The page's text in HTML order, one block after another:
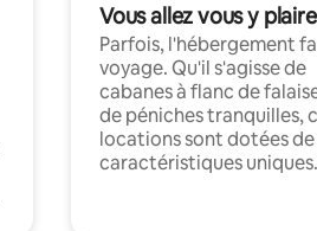
Vous allez vous y plaire
Parfois, l'hébergement
voyage. Qu'il s'agisse de
cabanes à flanc de
de péniches tranquilles,
locations sont dotées de
caractéristiques uniques.